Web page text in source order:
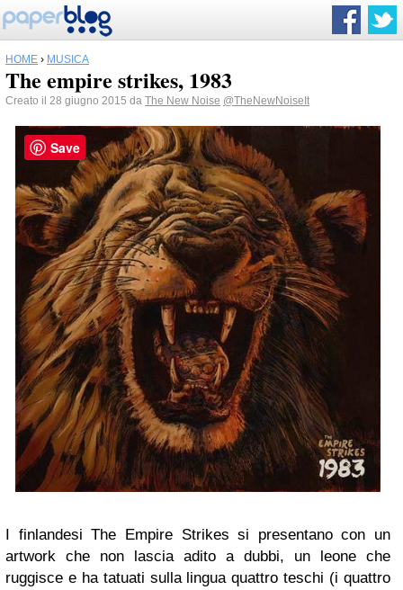
HOME › MUSICA
The empire strikes, 1983
Creato il 28 giugno 2015 da The New Noise @TheNewNoiseIt
I finlandesi The Empire Strikes si presentano con un
artwork che non lascia adito a dubbi, un leone che
ruggisce e ha tatuati sulla lingua quattro teschi (i quattro
Save